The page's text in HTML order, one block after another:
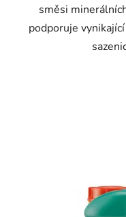
směsi
podporuje